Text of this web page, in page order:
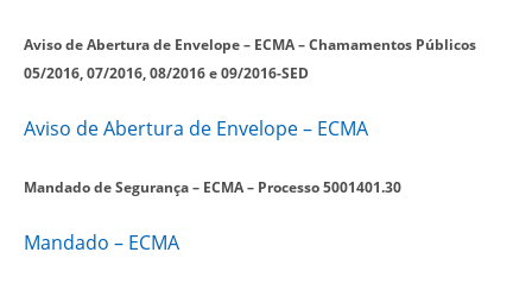
Aviso de Abertura de Envelope – ECMA – Chamamentos Públicos
05/2016, 07/2016, 08/2016 e 09/2016-SED
Aviso de Abertura de Envelope – ECMA
Mandado de Segurança – ECMA – Processo 5001401.30
Mandado – ECMA